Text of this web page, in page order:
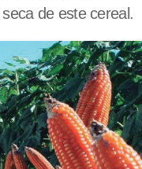
de este cereal.